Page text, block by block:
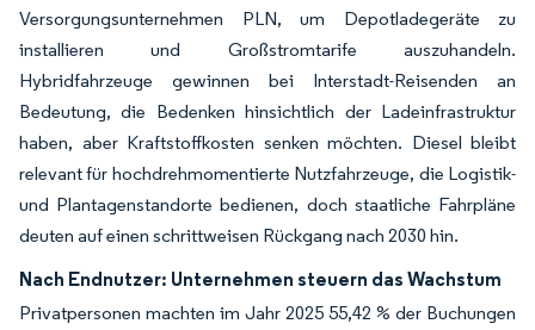
Versorgungsunternehmen PLN, um Depotladegeräte zu
installieren und Großstromtarife auszuhandeln.
Hybridfahrzeuge gewinnen bei Interstadt-Reisenden an
Bedeutung, die Bedenken hinsichtlich der Ladeinfrastruktur
haben, aber Kraftstoffkosten senken möchten. Diesel bleibt
relevant für hochdrehmomentierte Nutzfahrzeuge, die Logistik-
und Plantagenstandorte bedienen, doch staatliche Fahrpläne
deuten auf einen schrittweisen Rückgang nach 2030 hin.
Nach Endnutzer: Unternehmen steuern das Wachstum
Privatpersonen machten im Jahr 2025 55,42 % der Buchungen